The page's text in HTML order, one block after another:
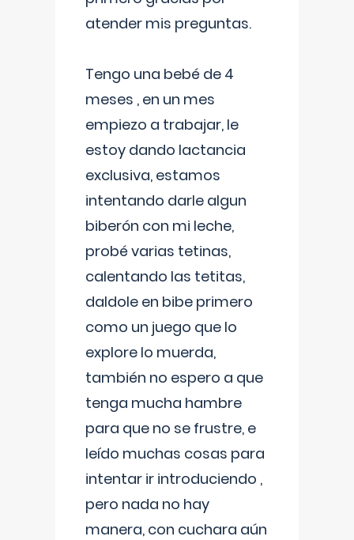
atender mis preguntas.
Tengo una bebé de 4
meses , en un mes
empiezo a trabajar, le
estoy dando lactancia
exclusiva, estamos
intentando darle algun
biberón con mi leche,
probé varias tetinas,
calentando las tetitas,
daldole en bibe primero
como un juego que lo
explore lo muerda,
también no espero a que
tenga mucha hambre
para que no se frustre, e
leído muchas cosas para
intentar ir introduciendo ,
pero nada no hay
manera, con cuchara aún